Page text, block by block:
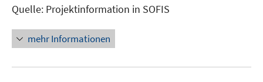
Quelle: Projektinformation in SOFIS
mehr Informationen